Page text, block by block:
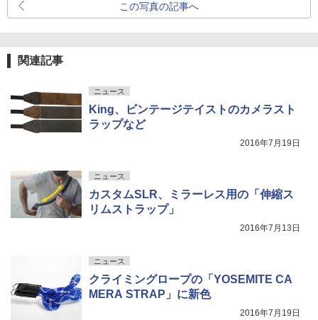
この写真の記事へ
関連記事
ニュース
King、ビンテージテイストのカメラスト
ラップなど
2016年7月19日
ニュース
カスタムSLR、ミラーレス用の「伸縮ス
リムストラップ」
2016年7月13日
ニュース
クライミングロープの「YOSEMITE CA
MERA STRAP」に新色
2016年7月19日